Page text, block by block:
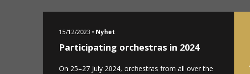
15/12/2023 • Nyhet
Participating orchestras in 2024
On 25–27 July 2024, orchestras from all over the